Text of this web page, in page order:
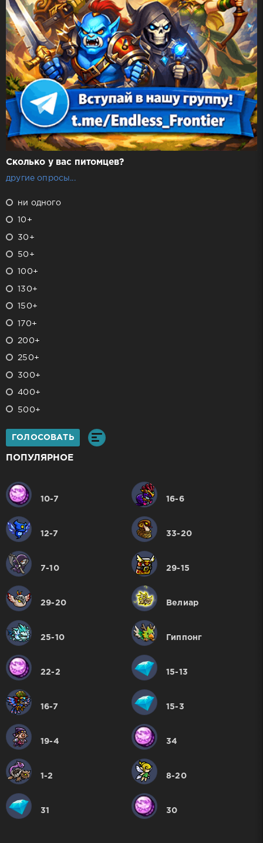
Сколько у вас питомцев?
другие опросы...
ни одного
10+
30+
50+
100+
130+
150+
170+
200+
250+
300+
400+
500+
ГОЛОСОВАТЬ
ПОПУЛЯРНОЕ
10-7 16-6
12-7 33-20
7-10 29-15
29-20 Велиар
25-10 Гиппонг
22-2 15-13
16-7 15-3
19-4 34
1-2 8-20
31 30